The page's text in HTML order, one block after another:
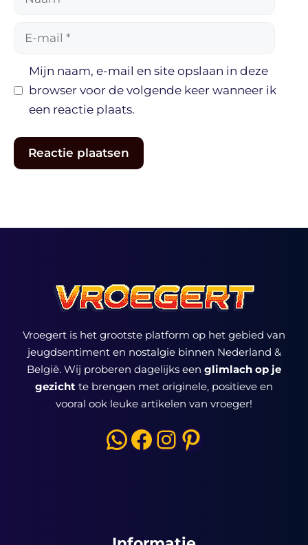
Mijn naam, e-mail en site opslaan in deze
browser voor de volgende keer wanneer ik
een reactie plaats.
Vroegert is het grootste platform op het gebied van
jeugdsentiment en nostalgie binnen Nederland &
België. Wij proberen dagelijks een glimlach op je
gezicht te brengen met originele, positieve en
vooral ook leuke artikelen van vroeger!
WhatsApp
Facebook
Instagram
Pinterest